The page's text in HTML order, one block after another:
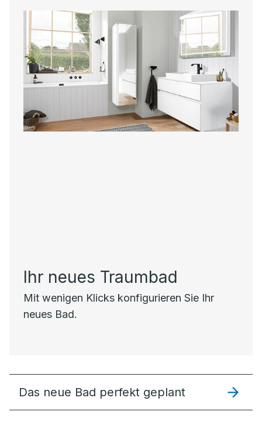
Ihr neues Traumbad
Mit wenigen Klicks konfigurieren Sie Ihr
neues Bad.
Das neue Bad perfekt geplant